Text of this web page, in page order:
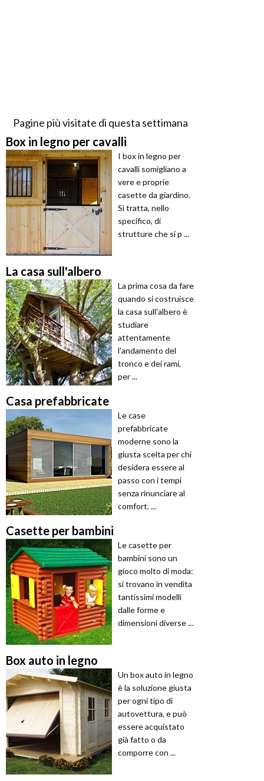
Pagine più visitate di questa settimana
Box in legno per cavalli
I box in legno per
cavalli somigliano a
vere e proprie
casette da giardino.
Si tratta, nello
specifico, di
strutture che si p ...
La casa sull'albero
La prima cosa da fare
quando si costruisce
la casa sull'albero è
studiare
attentamente
l'andamento del
tronco e dei rami,
per ...
Casa prefabbricate
Le case
prefabbricate
moderne sono la
giusta scelta per chi
desidera essere al
passo con i tempi
senza rinunciare al
comfort. ...
Casette per bambini
Le casette per
bambini sono un
gioco molto di moda:
si trovano in vendita
tantissimi modelli
dalle forme e
dimensioni diverse ...
Box auto in legno
Un box auto in legno
è la soluzione giusta
per ogni tipo di
autovettura, e può
essere acquistato
già fatto o da
comporre con ...